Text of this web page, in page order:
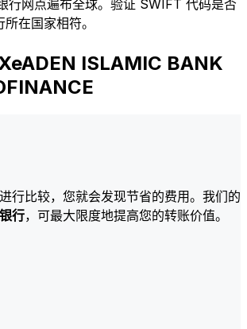
行网点遍布全球。验证 SWIFT 代码是否
在国家相符。
ISLAMIC BANK
行比较，您就会发现节省的费用。我们的
行，可最大限度地提高您的转账价值。